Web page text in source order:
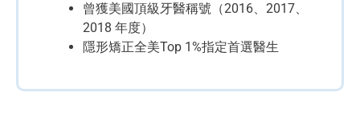
曾獲美國頂級牙醫稱號（2016、2017、
2018 年度）
隱形矯正全美Top 1%指定首選醫生